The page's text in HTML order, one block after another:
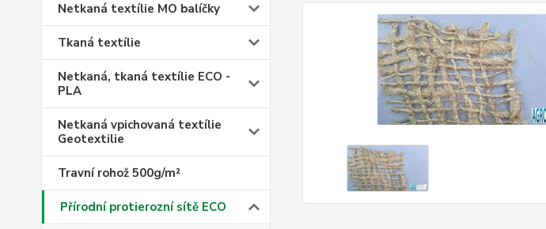
Netkaná textílie MO balíčky
Tkaná textílie
Netkaná, tkaná textílie ECO -
PLA
Netkaná vpichovaná textílie
Geotextilie
Travní rohož 500g/m²
Přírodní protierozní sítě ECO